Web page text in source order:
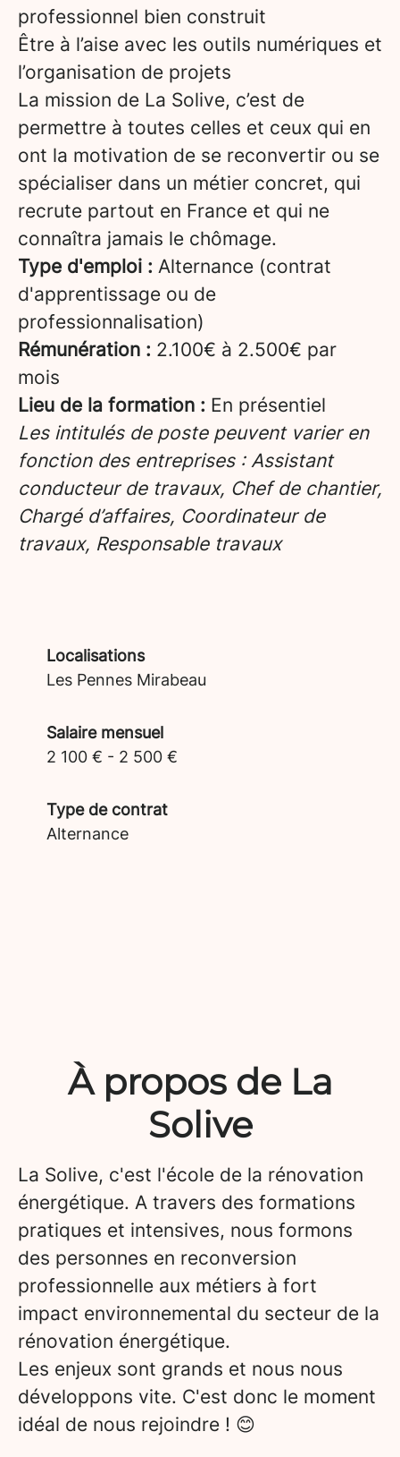
professionnel bien construit
Être à l’aise avec les outils numériques et
l’organisation de projets
La mission de La Solive, c’est de
permettre à toutes celles et ceux qui en
ont la motivation de se reconvertir ou se
spécialiser dans un métier concret, qui
recrute partout en France et qui ne
connaîtra jamais le chômage.
Type d'emploi : Alternance (contrat
d'apprentissage ou de
professionnalisation)
Rémunération : 2.100€ à 2.500€ par
mois
Lieu de la formation : En présentiel
Les intitulés de poste peuvent varier en
fonction des entreprises : Assistant
conducteur de travaux, Chef de chantier,
Chargé d’affaires, Coordinateur de
travaux, Responsable travaux
Localisations
Les Pennes Mirabeau
Salaire mensuel
2 100 € - 2 500 €
Type de contrat
Alternance
À propos de La
Solive
La Solive, c'est l'école de la rénovation
énergétique. A travers des formations
pratiques et intensives, nous formons
des personnes en reconversion
professionnelle aux métiers à fort
impact environnemental du secteur de la
rénovation énergétique.
Les enjeux sont grands et nous nous
développons vite. C'est donc le moment
idéal de nous rejoindre ! 😊